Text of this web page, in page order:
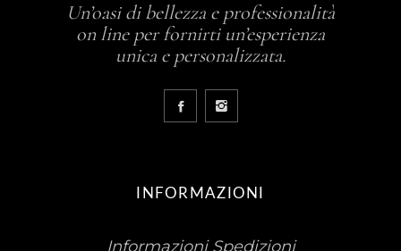
Un’oasi di bellezza e professionalità
on line per fornirti un’esperienza
unica e personalizzata.
INFORMAZIONI
Informazioni Spedizioni